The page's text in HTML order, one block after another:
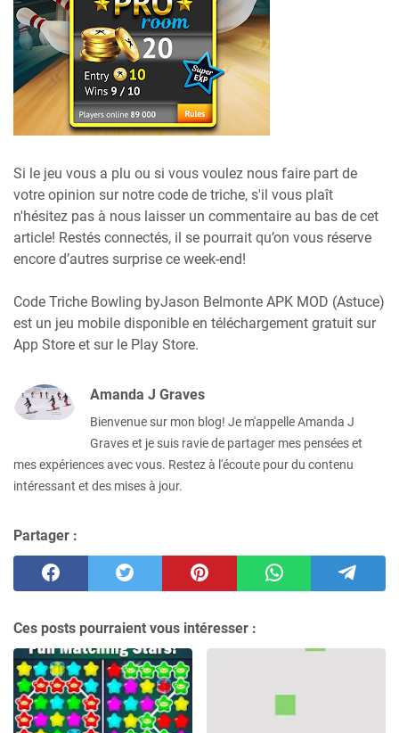
Si le jeu vous a plu ou si vous voulez nous faire part de
votre opinion sur notre code de triche, s'il vous plaît
n'hésitez pas à nous laisser un commentaire au bas de cet
article! Restés connectés, il se pourrait qu’on vous réserve
encore d’autres surprise ce week-end!
Code Triche Bowling byJason Belmonte APK MOD (Astuce)
est un jeu mobile disponible en téléchargement gratuit sur
App Store et sur le Play Store.
Amanda J Graves
Bienvenue sur mon blog! Je m'appelle Amanda J
Graves et je suis ravie de partager mes pensées et
mes expériences avec vous. Restez à l'écoute pour du contenu
intéressant et des mises à jour.
Partager :
Ces posts pourraient vous intéresser :